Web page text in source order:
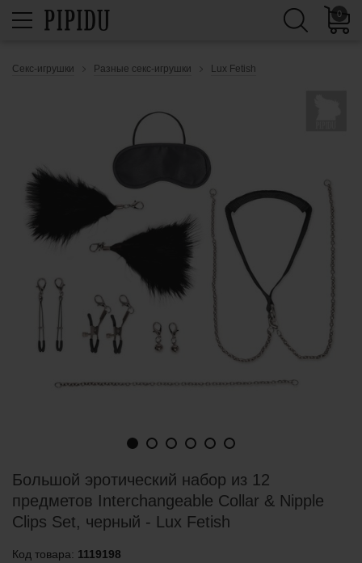
0
Секс-игрушки Разные секс-игрушки Lux Fetish
Большой эротический набор из 12
предметов Interchangeable Collar & Nipple
Clips Set, черный - Lux Fetish
Код товара: 1119198